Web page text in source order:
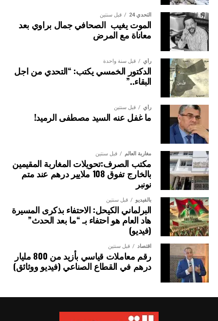
التحدي 24 قبل سنتين
الموت يغيب الصحافي جمال براوي بعد
معاناة مع المرض
رأي قبل سنة واحدة
الدكتور الخمسي يكتب: “التحدي من اجل
البقاء..”
رأي قبل سنتين
ما غفل عنه السيد مصطفى الرميد!
مغاربة العالم قبل سنتين
مكتب الصرف:تحويلات المغاربة المقيمين
بالخارج تفوق 108 ملايير درهم عند متم
نونبر
بالفيديو قبل سنتين
البرلماني الكيحل: الاحتفاء بذكرى المسيرة
هاد العام هو احتفاء بـ “ما بعد الحدث”
(فيديو)
اقتصاد قبل سنتين
رقم معاملات قياسي بأزيد من 800 مليار
درهم في القطاع الصناعي (فيديو ووثائق)